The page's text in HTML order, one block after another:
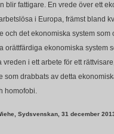
fattigare. En vrede över ett
i Europa, främst bland
det ekonomiska system som
ekonomiska system
i ett arbete för ett
drabbats av detta
homofobi.
Sydsvenskan, 31 december